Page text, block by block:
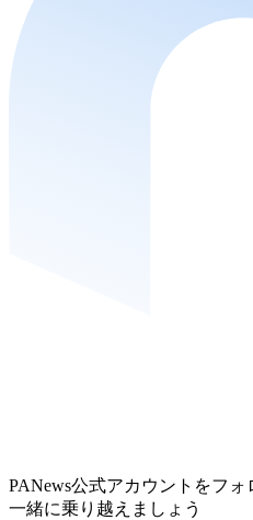
PANews公式アカウントをフ
一緒に乗り越えましょう